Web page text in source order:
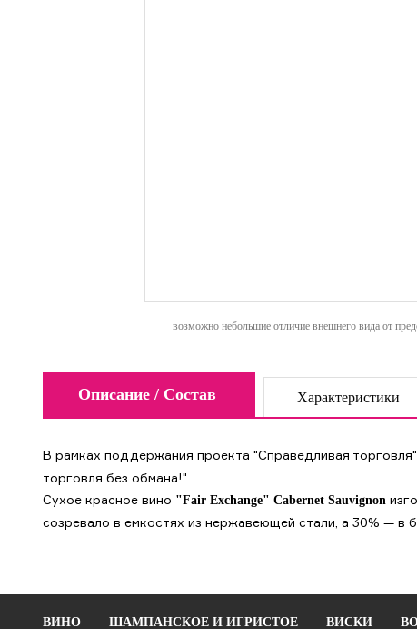
возможно небольшие отличие внешнего вида от
Описание / Состав Характеристики
В рамках поддержания проекта "Справедливая
торговля без обмана!"
Сухое красное вино "Fair Exchange" Cabernet Sauvignon
созревало в емкостях из нержавеющей стали, а 30% — в
ВИНО ШАМПАНСКОЕ И ИГРИСТОЕ ВИСКИ